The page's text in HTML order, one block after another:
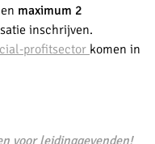
maximum 2
inschrijven.
profitsector komen in
voor leidinggevenden!